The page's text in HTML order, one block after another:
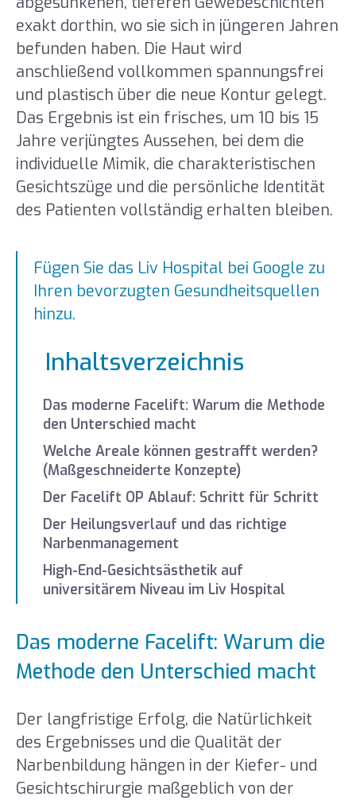
exakt dorthin, wo sie sich in jüngeren Jahren
befunden haben. Die Haut wird
anschließend vollkommen spannungsfrei
und plastisch über die neue Kontur gelegt.
Das Ergebnis ist ein frisches, um 10 bis 15
Jahre verjüngtes Aussehen, bei dem die
individuelle Mimik, die charakteristischen
Gesichtszüge und die persönliche Identität
des Patienten vollständig erhalten bleiben.
Fügen Sie das Liv Hospital bei Google zu
Ihren bevorzugten Gesundheitsquellen
hinzu.
Inhaltsverzeichnis
Das moderne Facelift: Warum die Methode
den Unterschied macht
Welche Areale können gestrafft werden?
(Maßgeschneiderte Konzepte)
Der Facelift OP Ablauf: Schritt für Schritt
Der Heilungsverlauf und das richtige
Narbenmanagement
High-End-Gesichtsästhetik auf
universitärem Niveau im Liv Hospital
Das moderne Facelift: Warum die
Methode den Unterschied macht
Der langfristige Erfolg, die Natürlichkeit
des Ergebnisses und die Qualität der
Narbenbildung hängen in der Kiefer- und
Gesichtschirurgie maßgeblich von der